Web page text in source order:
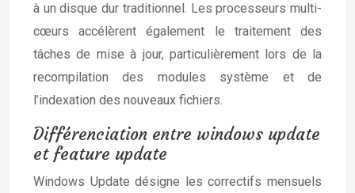
à un disque dur traditionnel. Les processeurs multi-
cœurs accélèrent également le traitement des
tâches de mise à jour, particulièrement lors de la
recompilation des modules système et de
l’indexation des nouveaux fichiers.
Différenciation entre windows update
et feature update
Windows Update désigne les correctifs mensuels